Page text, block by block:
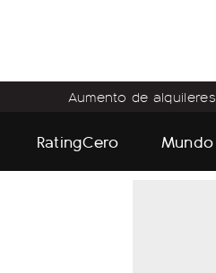
Aumento de alquileres
RatingCero Mundo